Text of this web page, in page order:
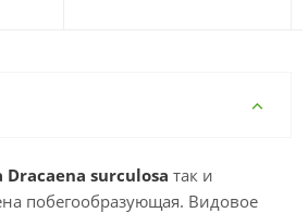
surculosa так и
побегообразующая. Видовое